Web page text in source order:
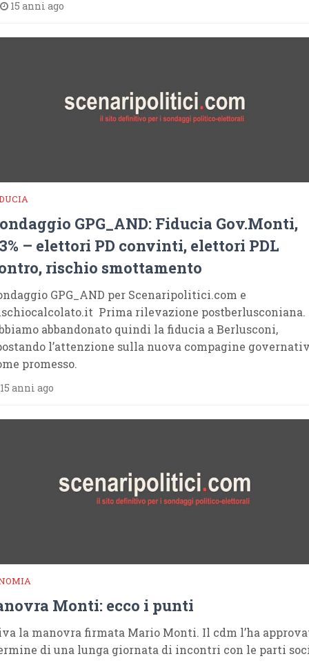
15 anni ago
GPG_AND: Fiducia Gov.Monti,
– elettori PD convinti, elettori PDL
rischio smottamento
GPG_AND per Scenaripolitici.com e
Prima rilevazione postberlusconiana.
abbandonato quindi la fiducia a Berlusconi,
l’attenzione sulla nuova compagine
promesso.
anni ago
Monti: ecco i punti
la manovra firmata Mario Monti. Il cdm l’ha
di una lunga giornata di incontri con le parti